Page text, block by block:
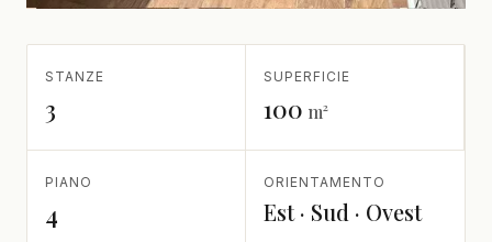
STANZE
3
SUPERFICIE
100 m²
PIANO
4
ORIENTAMENTO
Est · Sud · Ovest